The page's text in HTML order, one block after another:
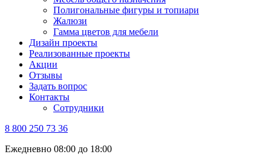
Полигональные фигуры и топиари
Жалюзи
Гамма цветов для мебели
Дизайн проекты
Реализованные проекты
Акции
Отзывы
Задать вопрос
Контакты
Сотрудники
8 800 250 73 36
Ежедневно 08:00 до 18:00